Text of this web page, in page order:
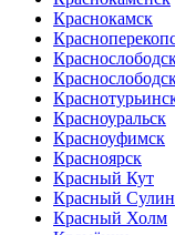
Краснокамск
Красноуральск
Красноуфимск
Красноярск
Красный Кут
Красный Сулин
Красный Холм